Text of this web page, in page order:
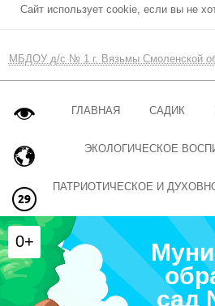
Сайт использует cookie, если вы не
МБДОУ д/с № 1 г. Вязьмы Смоленской
ГЛАВНАЯ САДИК
ЭКОЛОГИЧЕСКОЕ
ПАТРИОТИЧЕСКОЕ И
сад
0+